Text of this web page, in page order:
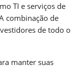
TI e serviços de
combinação de
de todo o
manter suas